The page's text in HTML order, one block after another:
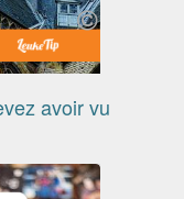
avoir vu